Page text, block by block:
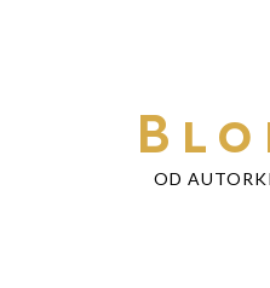
OD AUTORKI